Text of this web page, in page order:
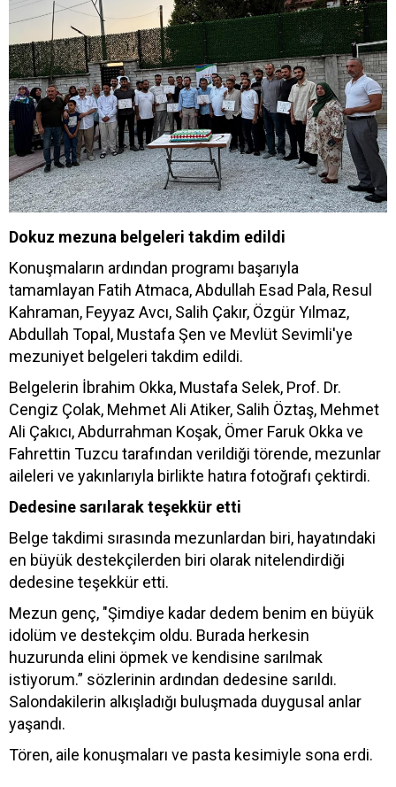
Dokuz mezuna belgeleri takdim edildi
Konuşmaların ardından programı başarıyla
tamamlayan Fatih Atmaca, Abdullah Esad Pala, Resul
Kahraman, Feyyaz Avcı, Salih Çakır, Özgür Yılmaz,
Abdullah Topal, Mustafa Şen ve Mevlüt Sevimli'ye
mezuniyet belgeleri takdim edildi.
Belgelerin İbrahim Okka, Mustafa Selek, Prof. Dr.
Cengiz Çolak, Mehmet Ali Atiker, Salih Öztaş, Mehmet
Ali Çakıcı, Abdurrahman Koşak, Ömer Faruk Okka ve
Fahrettin Tuzcu tarafından verildiği törende, mezunlar
aileleri ve yakınlarıyla birlikte hatıra fotoğrafı çektirdi.
Dedesine sarılarak teşekkür etti
Belge takdimi sırasında mezunlardan biri, hayatındaki
en büyük destekçilerden biri olarak nitelendirdiği
dedesine teşekkür etti.
Mezun genç, "Şimdiye kadar dedem benim en büyük
idolüm ve destekçim oldu. Burada herkesin
huzurunda elini öpmek ve kendisine sarılmak
istiyorum.” sözlerinin ardından dedesine sarıldı.
Salondakilerin alkışladığı buluşmada duygusal anlar
yaşandı.
Tören, aile konuşmaları ve pasta kesimiyle sona erdi.